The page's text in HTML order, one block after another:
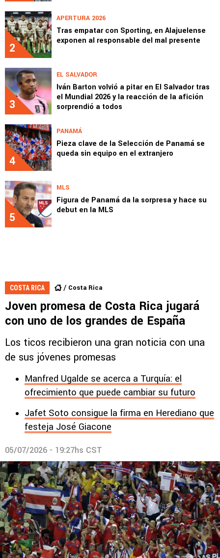
2
APERTURA 2026
Tras empatar con Sporting, en Alajuelense
exponen al responsable del mal presente
3
EL SALVADOR
Iván Barton volvió a pitar en El Salvador tras
el Mundial 2026 y la reacción de la afición
sorprendió a todos
4
PANAMÁ
Pieza clave de la Selección de Panamá se
queda sin equipo en el extranjero
5
MLS
Figura de Panamá da la sorpresa y hace su
debut en la MLS
COSTA RICA Costa Rica
Joven promesa de Costa Rica jugará
con uno de los grandes de España
Los ticos recibieron una gran noticia con una
de sus jóvenes promesas
Manfred Ugalde se acerca a Turquía: el
ofrecimiento que puede cambiar su futuro
Jafet Soto consigue la firma en Herediano que
festeja José Giacone
05/07/2026 - 19:27hs CST